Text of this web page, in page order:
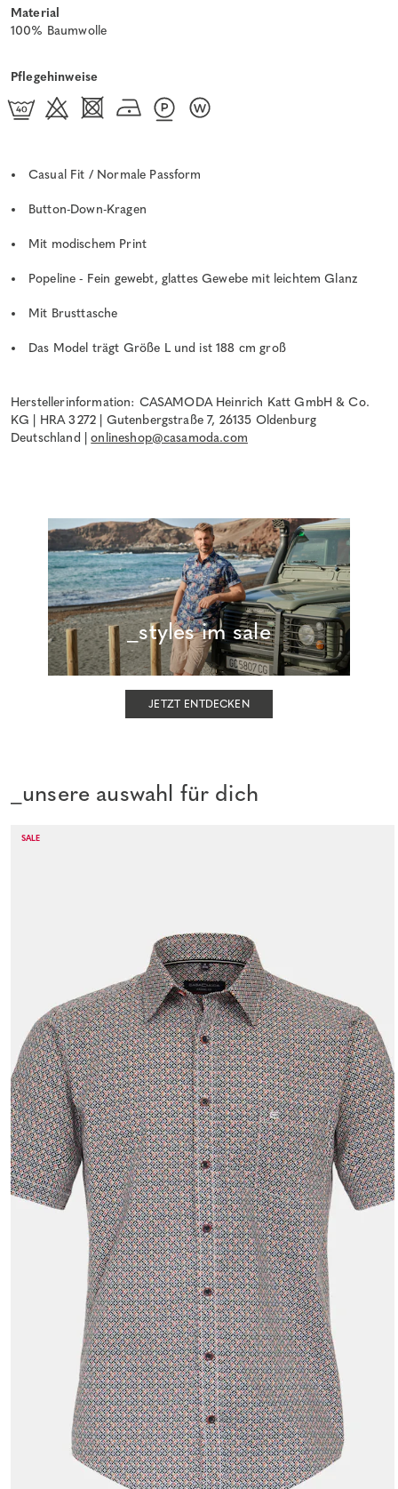
Material
100% Baumwolle
Pflegehinweise
Casual Fit / Normale Passform
Button-Down-Kragen
Mit modischem Print
Popeline - Fein gewebt, glattes Gewebe mit leichtem Glanz
Mit Brusttasche
Das Model trägt Größe L und ist 188 cm groß
Herstellerinformation: CASAMODA Heinrich Katt GmbH & Co.
KG | HRA 3272 | Gutenbergstraße 7, 26135 Oldenburg
Deutschland |onlineshop@casamoda.com
_styles im sale
JETZT ENTDECKEN
_unsere auswahl für dich
SALE